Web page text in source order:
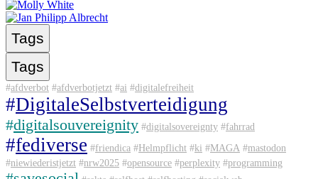
Tags
Tags
#afdverbot #afdverbotjetzt #ai #digitalefreiheit
#DigitaleSelbstverteidigung
#digitalsouvereignity #digitalsovereignty #fahrrad
#fediverse #friendica #Helmpflicht #ki #MAGA #mastodon
#niewiederistjetzt #nrw2025 #opensource #perplexity #programming